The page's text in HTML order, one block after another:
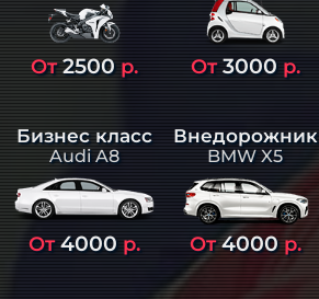
От2500р. От3000р.
Бизнес класс
Audi A8
От4000 р.
Внедорожник
BMW X5
От4000р.